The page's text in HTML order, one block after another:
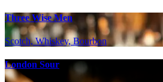
Three Wise Men
Scotch, Whiskey, Bourbon
London Sour